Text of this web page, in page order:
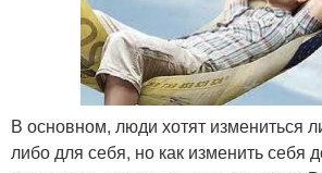
В основном, люди хотят измениться
либо для себя, но как изменить себя